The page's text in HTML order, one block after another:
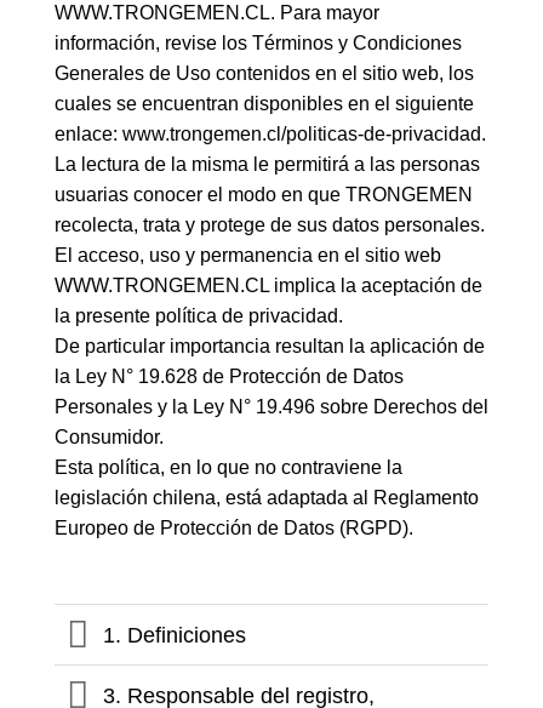
WWW.TRONGEMEN.CL. Para mayor
información, revise los Términos y Condiciones
Generales de Uso contenidos en el sitio web, los
cuales se encuentran disponibles en el siguiente
enlace: www.trongemen.cl/politicas-de-privacidad.
La lectura de la misma le permitirá a las personas
usuarias conocer el modo en que TRONGEMEN
recolecta, trata y protege de sus datos personales.
El acceso, uso y permanencia en el sitio web
WWW.TRONGEMEN.CL implica la aceptación de
la presente política de privacidad.
De particular importancia resultan la aplicación de
la Ley N° 19.628 de Protección de Datos
Personales y la Ley N° 19.496 sobre Derechos del
Consumidor.
Esta política, en lo que no contraviene la
legislación chilena, está adaptada al Reglamento
Europeo de Protección de Datos (RGPD).
1. Definiciones
3. Responsable del registro,